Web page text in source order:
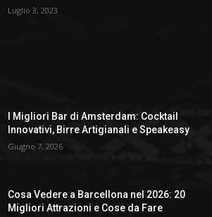
Luglio 3, 2023
I Migliori Bar di Amsterdam: Cocktail
Innovativi, Birre Artigianali e Speakeasy
Giugno 7, 2026
Cosa Vedere a Barcellona nel 2026: 20
Migliori Attrazioni e Cose da Fare